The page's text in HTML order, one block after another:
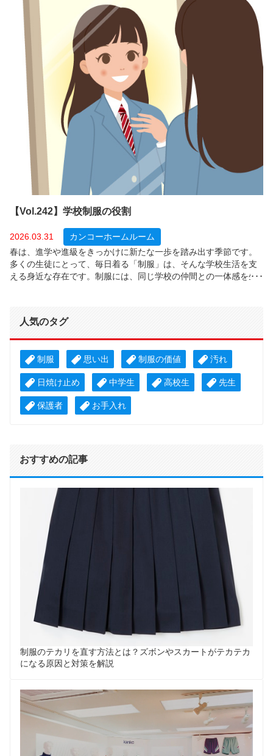
ることについて調査しました。
【Vol.242】学校制服の役割
2026.03.31
カンコーホームルーム
春は、進学や進級をきっかけに新たな一歩を踏み出す季節です。
多くの生徒にとって、毎日着る「制服」は、そんな学校生活を支
える身近な存在です。制服には、同じ学校の仲間との一体感を生
は、全国の中学・高校生１，０６４人を対象に、着用制服のタイ
プ、制服着用時の安心感、制服のデザインによる学校生活への影
響について調査しました。
人気のタグ
制服 思い出 制服の価値 汚れ
日焼け止め 中学生 高校生 先生
保護者 お手入れ
おすすめの記事
制服のテカリを直す方法とは？ズボンやスカートがテカテカ
になる原因と対策を解説